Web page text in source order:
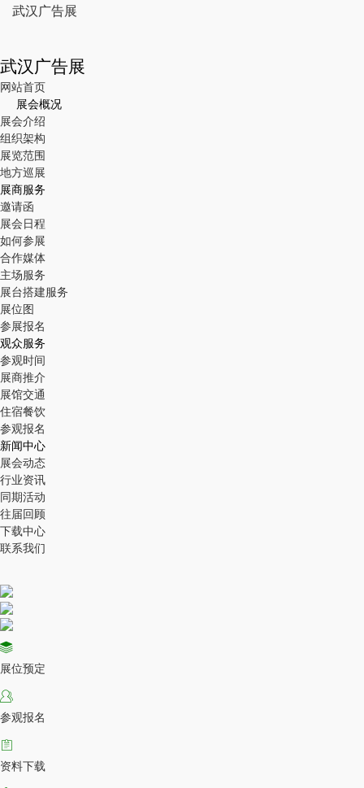
武汉广告展
武汉广告展
网站首页
展会概况
展会介绍
组织架构
展览范围
地方巡展
展商服务
邀请函
展会日程
如何参展
合作媒体
主场服务
展台搭建服务
展位图
参展报名
观众服务
参观时间
展商推介
展馆交通
住宿餐饮
参观报名
新闻中心
展会动态
行业资讯
同期活动
往届回顾
下载中心
联系我们
展位预定
参观报名
资料下载